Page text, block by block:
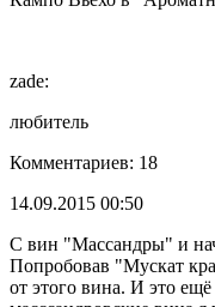
zade:
любитель
Комментариев: 18
14.09.2015 00:50
С вин "Массандры" и
Попробовав "Мускат
от этого вина. И это